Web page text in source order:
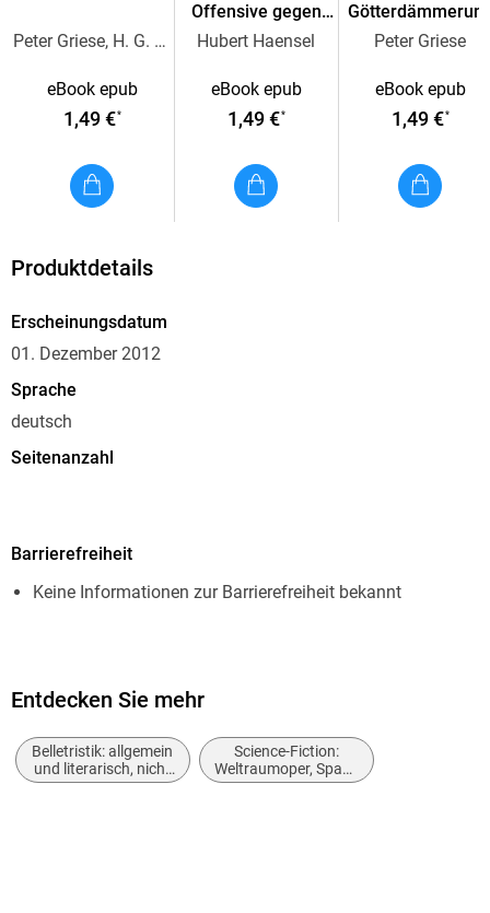
ihren Anfang nahmen, haben Atlan und Razamon durch die
Zerstörung des Kartaperators der irdischen Menschheit
Jetzt, bei ihrer Flucht aus Moondrag, schlagen die
Ihrer Spur folgt Koy, der Trommler - mit den Häschern auf
Peter Griese, H. G. Ewers
eBook epub
1,49 €*
Offensive gegen
Aytakur
Hubert Haensel
eBook epub
1,49 €*
in Alkordoom
Peter Griese
eBook epub
1,49 €*
Produktdetails
Erscheinungsdatum
01. Dezember 2012
Sprache
deutsch
Seitenanzahl
0,99 MB
Reihe
H. G. Ewers
Perry Rhodan Redaktion
Barrierefreiheit
Keine Informationen zur Barrierefreiheit bekannt
Entdecken Sie mehr
Belletristik: allgemein
und literarisch, nicht
nach Genre
Science-Fiction:
Weltraumoper, Space
Opera